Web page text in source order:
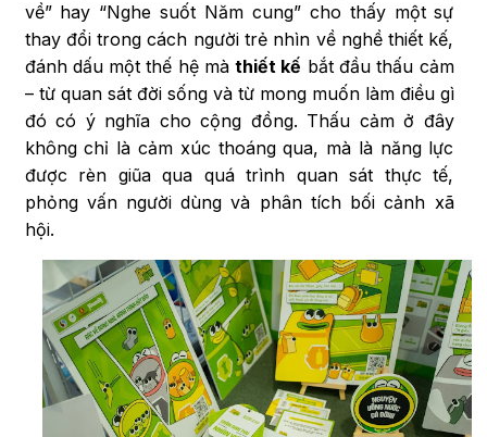
về” hay “Nghe suốt Năm cung” cho thấy một sự
thay đổi trong cách người trẻ nhìn về nghề thiết kế,
đánh dấu một thế hệ màthiết kế bắt đầu thấu cảm
– từ quan sát đời sống và từ mong muốn làm điều gì
đó có ý nghĩa cho cộng đồng. Thấu cảm ở đây
không chỉ là cảm xúc thoáng qua, mà là năng lực
được rèn giũa qua quá trình quan sát thực tế,
phỏng vấn người dùng và phân tích bối cảnh xã
hội.